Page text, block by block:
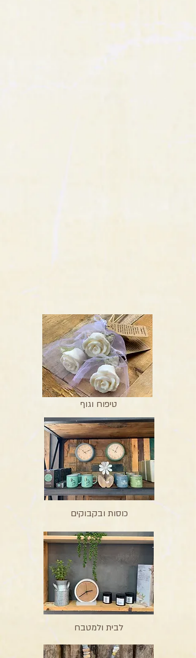
טיפוח וגוף
כוסות ובקבוקים
לבית ולמטבח